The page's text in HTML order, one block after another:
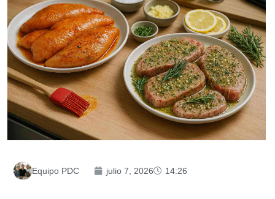
Equipo PDC julio 7, 2026 14:26